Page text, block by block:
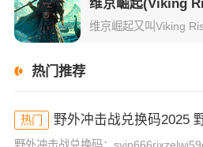
维京崛起(Viking
热门推荐
热门